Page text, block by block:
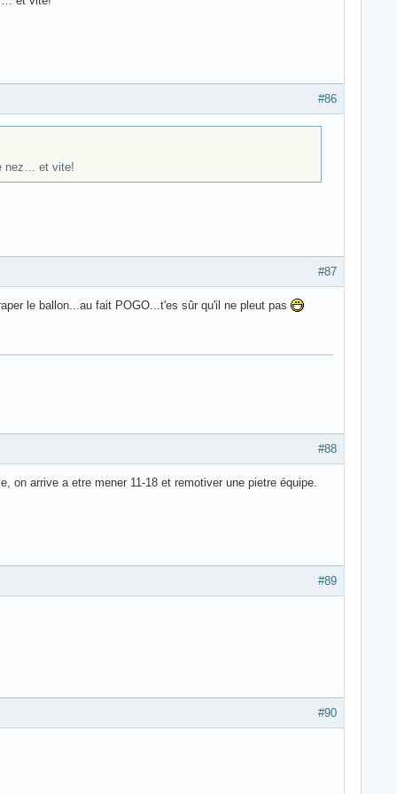
#86
nez… et vite!
#87
le ballon...au fait POGO...t'es sûr qu'il ne pleut pas
#88
arrive a etre mener 11-18 et remotiver une pietre équipe.
#89
#90